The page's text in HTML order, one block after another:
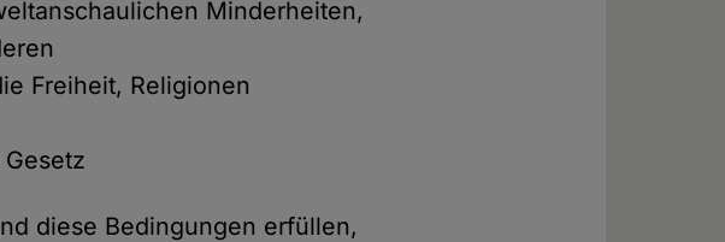
Minderheiten,
Freiheit, Religionen
diese Bedingungen erfüllen,